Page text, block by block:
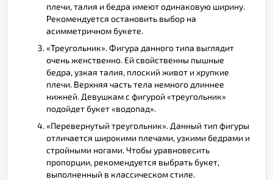
плечи, талия и бедра имеют одинаковую ширину.
Рекомендуется остановить выбор на
асимметричном букете.
«Треугольник». Фигура данного типа выглядит
очень женственно. Ей свойственны пышные
бедра, узкая талия, плоский живот и хрупкие
плечи. Верхняя часть тела немного длиннее
нижней. Девушкам с фигурой «треугольник»
подойдет букет «водопад».
«Перевернутый треугольник». Данный тип фигуры
отличается широкими плечами, узкими бедрами и
стройными ногами. Чтобы уравновесить
пропорции, рекомендуется выбрать букет,
выполненный в классическом стиле.